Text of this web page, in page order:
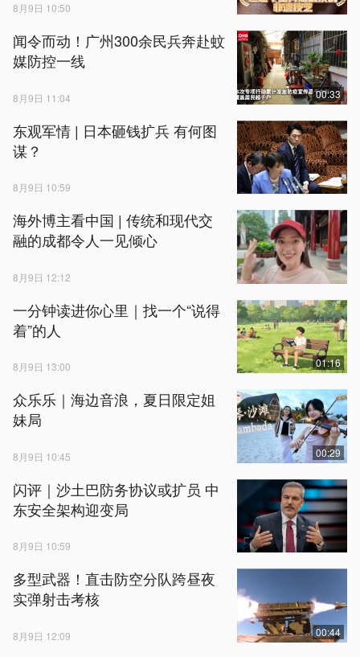
8月9日 10:50
闻令而动！广州300余民兵奔赴蚊
媒防控一线
8月9日 11:04 00:33
东观军情 | 日本砸钱扩兵 有何图
谋？
8月9日 10:59
海外博主看中国 | 传统和现代交
融的成都令人一见倾心
8月9日 12:12
一分钟读进你心里｜找一个“说得
着”的人
8月9日 13:00 01:16
众乐乐｜海边音浪，夏日限定姐
妹局
8月9日 10:45 00:29
闪评｜沙土巴防务协议或扩员 中
东安全架构迎变局
8月9日 10:59
多型武器！直击防空分队跨昼夜
实弹射击考核
8月9日 12:09 00:44